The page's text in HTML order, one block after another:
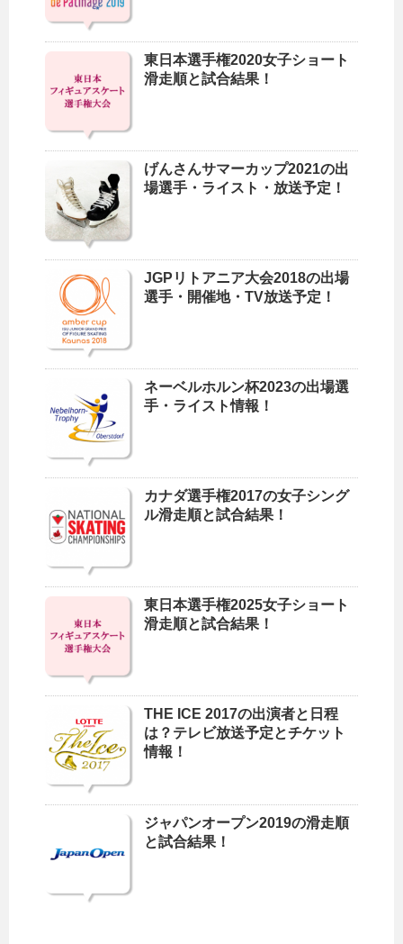
東日本選手権2020女子ショート
滑走順と試合結果！
げんさんサマーカップ2021の出
場選手・ライスト・放送予定！
JGPリトアニア大会2018の出場
選手・開催地・TV放送予定！
ネーベルホルン杯2023の出場選
手・ライスト情報！
カナダ選手権2017の女子シング
ル滑走順と試合結果！
東日本選手権2025女子ショート
滑走順と試合結果！
THE ICE 2017の出演者と日程
は？テレビ放送予定とチケット
情報！
ジャパンオープン2019の滑走順
と試合結果！